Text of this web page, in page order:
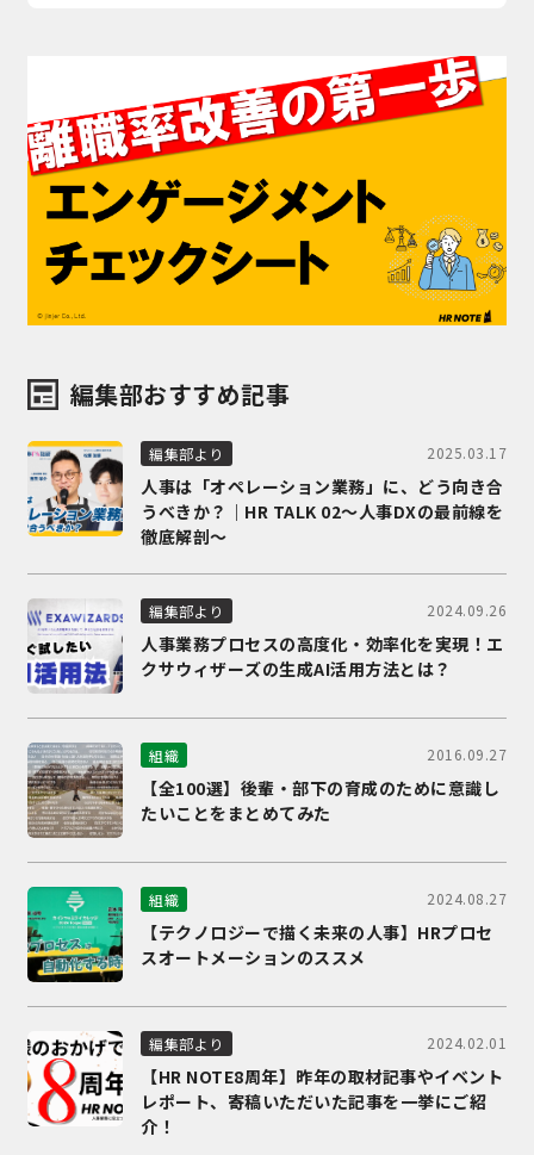
編集部おすすめ記事
編集部より 2025.03.17
人事は「オペレーション業務」に、どう向き合
うべきか？｜HR TALK 02～人事DXの最前線を
徹底解剖～
編集部より 2024.09.26
人事業務プロセスの高度化・効率化を実現！エ
クサウィザーズの生成AI活用方法とは？
組織 2016.09.27
【全100選】後輩・部下の育成のために意識し
たいことをまとめてみた
組織 2024.08.27
【テクノロジーで描く未来の人事】HRプロセ
スオートメーションのススメ
編集部より 2024.02.01
【HR NOTE8周年】昨年の取材記事やイベント
レポート、寄稿いただいた記事を一挙にご紹
介！